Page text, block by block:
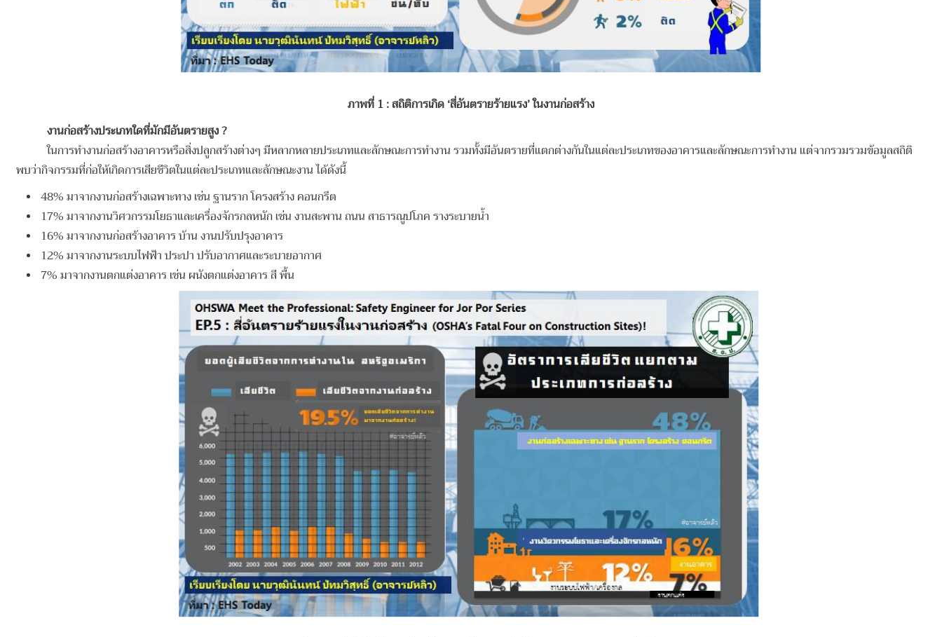
ภาพที่ 1: สถิติการเกิด ‘สี่อันตรายร้ายแรง’ ในงานก่อสร้าง
งานก่อสร้างประเภทใดที่มักมีอันตรายสูง?
ในการทำงานก่อสร้างอาคารหรือสิ่งปลูกสร้างต่างๆ มีหลากหลายประเภทและลักษณะการทำงาน รวมทั้งมีอันตรายที่แตกต่างกันในแต่ละประเภทของอาคารและลักษณะการทำงาน แต่จากรวมรวมข้อมูลสถิติ
พบว่ากิจกรรมที่ก่อให้เกิดการเสียชีวิตในแต่ละประเภทและลักษณะงาน ได้ดังนี้
48% มาจากงานก่อสร้างเฉพาะทาง เช่น ฐานราก โครงสร้าง คอนกรีต
17% มาจากงานวิศวกรรมโยธาและเครื่องจักรกลหนัก เช่น งานสะพาน ถนน สาธารณูปโภค รางระบายน้ำ
16% มาจากงานก่อสร้างอาคาร บ้าน งานปรับปรุงอาคาร
12% มาจากงานระบบไฟฟ้า ประปา ปรับอากาศและระบายอากาศ
7% มาจากงานตกแต่งอาคาร เช่น ผนังตกแต่งอาคาร สี พื้น